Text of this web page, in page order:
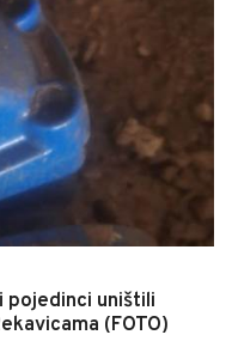
pojedinci uništili
(FOTO)